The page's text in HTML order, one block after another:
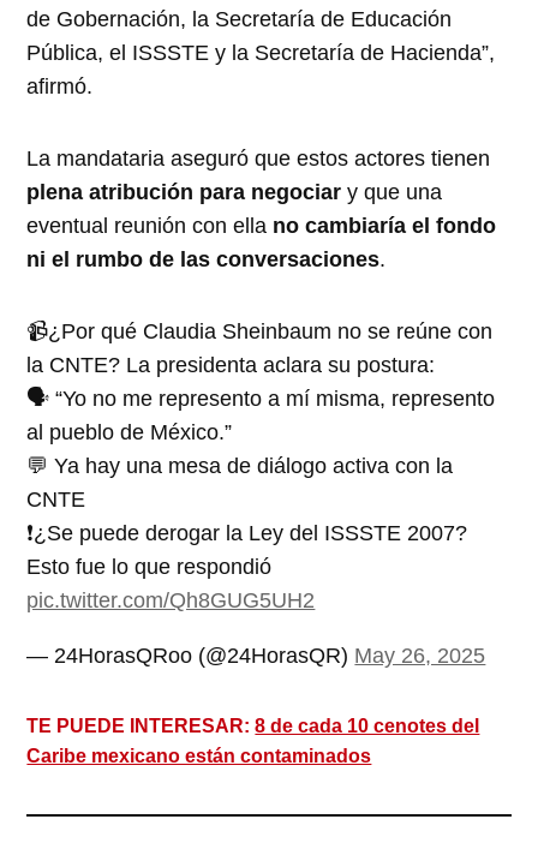
de Gobernación, la Secretaría de Educación
Pública, el ISSSTE y la Secretaría de Hacienda”,
afirmó.
La mandataria aseguró que estos actores tienen
plena atribución para negociar y que una
eventual reunión con ella no cambiaría el fondo
ni el rumbo de las conversaciones.
📹¿Por qué Claudia Sheinbaum no se reúne con
la CNTE? La presidenta aclara su postura:
🗣️ “Yo no me represento a mí misma, represento
al pueblo de México.”
💬 Ya hay una mesa de diálogo activa con la
CNTE
❗️¿Se puede derogar la Ley del ISSSTE 2007?
Esto fue lo que respondió
pic.twitter.com/Qh8GUG5UH2
— 24HorasQRoo (@24HorasQR) May 26, 2025
TE PUEDE INTERESAR:8 de cada 10 cenotes del
Caribe mexicano están contaminados